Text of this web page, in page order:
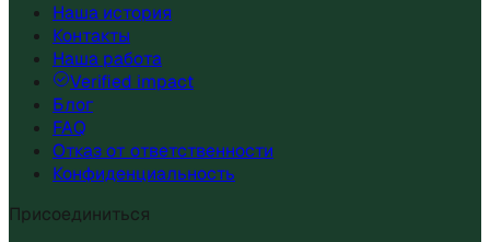
Наша история
Контакты
Наша работа
Verified impact
Блог
FAQ
Отказ от ответственности
Конфиденциальность
Присоединиться